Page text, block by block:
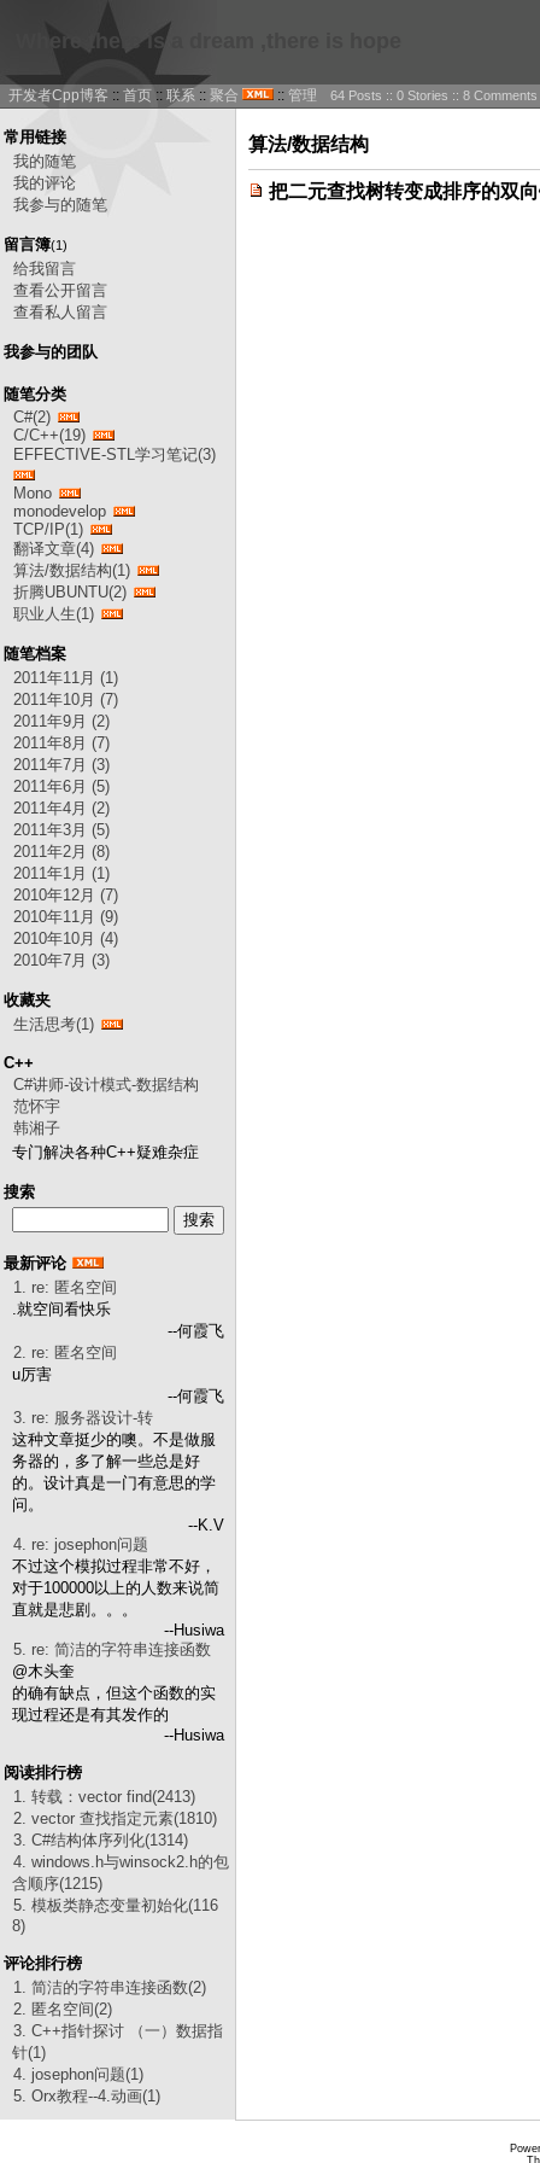
Where there is a dream ,there is hope
开发者Cpp博客 :: 首页 :: 联系 :: 聚合 :: 管理 64 Posts :: 0 Stories :: 8
常用链接
我的随笔
我的评论
我参与的随笔
留言簿(1)
给我留言
查看公开留言
查看私人留言
我参与的团队
随笔分类
C#(2)
C/C++(19)
EFFECTIVE-STL学习笔记(3)
Mono
monodevelop
TCP/IP(1)
翻译文章(4)
算法/数据结构(1)
折腾UBUNTU(2)
职业人生(1)
随笔档案
2011年11月 (1)
2011年10月 (7)
2011年9月 (2)
2011年8月 (7)
2011年7月 (3)
2011年6月 (5)
2011年4月 (2)
2011年3月 (5)
2011年2月 (8)
2011年1月 (1)
2010年12月 (7)
2010年11月 (9)
2010年10月 (4)
2010年7月 (3)
收藏夹
生活思考(1)
C++
C#讲师-设计模式-数据结构
范怀宇
韩湘子
专门解决各种C++疑难杂症
搜索
最新评论
1. re: 匿名空间
.就空间看快乐
--何霞飞
2. re: 匿名空间
u厉害
--何霞飞
3. re: 服务器设计-转
这种文章挺少的噢。不是做服
务器的，多了解一些总是好
的。设计真是一门有意思的学
问。
--K.V
4. re: josephon问题
不过这个模拟过程非常不好，
对于100000以上的人数来说简
直就是悲剧。。。
--Husiwa
5. re: 简洁的字符串连接函数
@木头奎
的确有缺点，但这个函数的实
现过程还是有其发作的
--Husiwa
阅读排行榜
1. 转载：vector find(2413)
2. vector 查找指定元素(1810)
3. C#结构体序列化(1314)
4. windows.h与winsock2.h的包
含顺序(1215)
5. 模板类静态变量初始化(116
8)
评论排行榜
1. 简洁的字符串连接函数(2)
2. 匿名空间(2)
3. C++指针探讨 （一）数据指
针(1)
4. josephon问题(1)
5. Orx教程--4.动画(1)
算法/数据结构
把二元查找树转变成排序的双